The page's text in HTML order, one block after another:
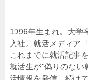
1996年生まれ。大学
入社。就活メディア「
これまでに就活記事
就活生が"偽りのない